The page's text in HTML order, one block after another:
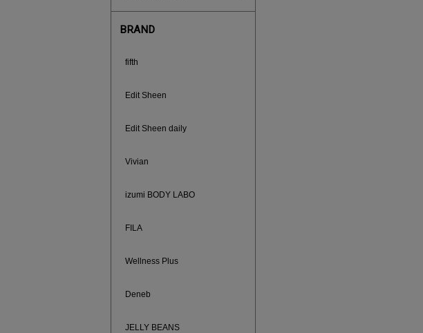
BRAND
fifth
Edit Sheen
Edit Sheen daily
Vivian
izumi BODY LABO
FILA
Wellness Plus
Deneb
JELLY BEANS